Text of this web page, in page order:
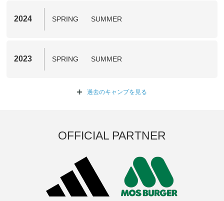
2024 SPRING SUMMER
2023 SPRING SUMMER
過去のキャンプを 見る
OFFICIAL PARTNER